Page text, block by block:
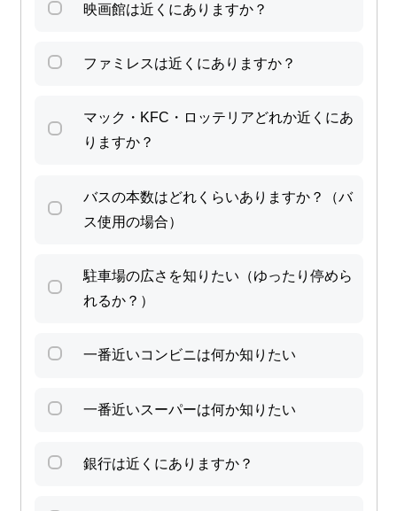
映画館は近くにありますか？
ファミレスは近くにありますか？
マック・KFC・ロッテリアどれか近くにあ
りますか？
バスの本数はどれくらいありますか？（バ
ス使用の場合）
駐車場の広さを知りたい（ゆったり停めら
れるか？）
一番近いコンビニは何か知りたい
一番近いスーパーは何か知りたい
銀行は近くにありますか？